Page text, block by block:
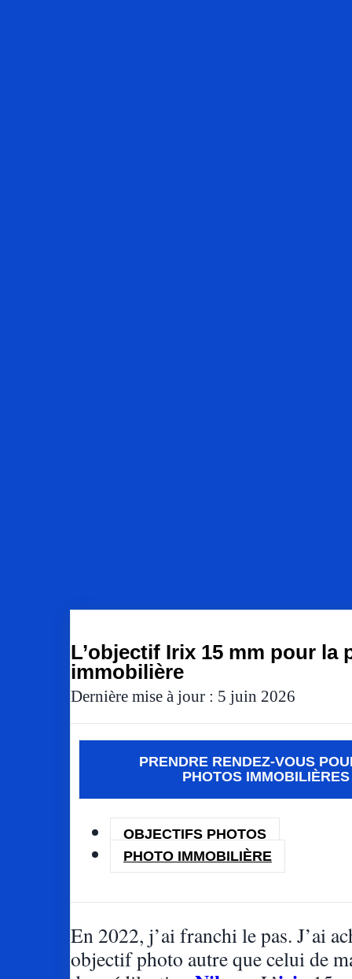
L’objectif Irix 15 mm pour la
immobilière
Dernière mise à jour : 5 juin 2026
PRENDRE RENDEZ-VOUS
PHOTOS IMMOBILIÈRES
OBJECTIFS PHOTOS
PHOTO IMMOBILIÈRE
En 2022, j’ai franchi le pas. J’ai
objectif photo autre que celui de